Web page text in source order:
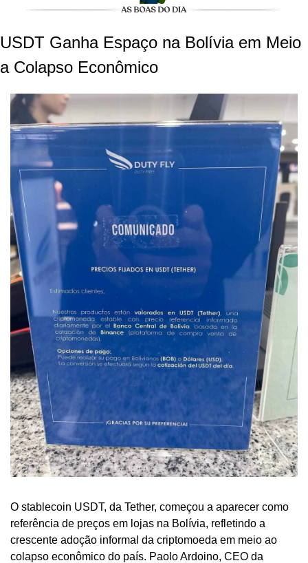
USDT Ganha Espaço na Bolívia em Meio
a Colapso Econômico
O stablecoin USDT, da Tether, começou a aparecer como
referência de preços em lojas na Bolívia, refletindo a
crescente adoção informal da criptomoeda em meio ao
colapso econômico do país. Paolo Ardoino, CEO da